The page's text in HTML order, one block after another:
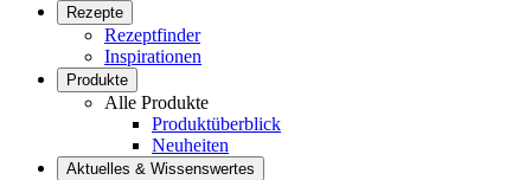
Rezepte
Rezeptfinder
Inspirationen
Produkte
Alle Produkte
Produktüberblick
Neuheiten
Aktuelles & Wissenswertes